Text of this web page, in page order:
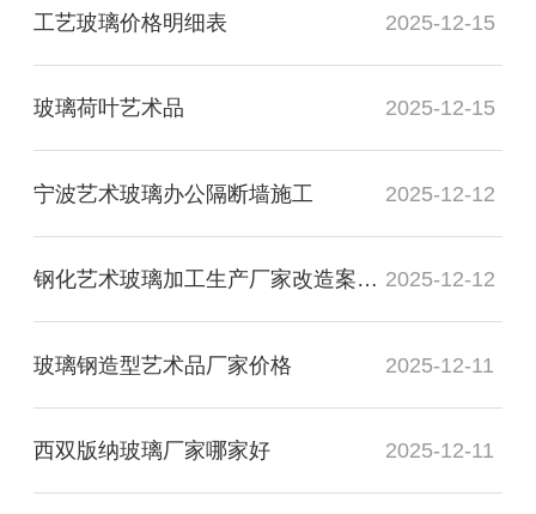
工艺玻璃价格明细表 2025-12-15
玻璃荷叶艺术品 2025-12-15
宁波艺术玻璃办公隔断墙施工 2025-12-12
钢化艺术玻璃加工生产厂家改造案例图 2025-12-12
玻璃钢造型艺术品厂家价格 2025-12-11
西双版纳玻璃厂家哪家好 2025-12-11